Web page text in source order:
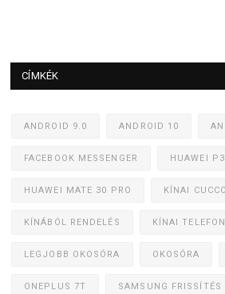
CÍMKÉK
ANDROID 9.0 ANDROID 10
FACEBOOK MESSENGER HUAWEI
HUAWEI MATE 30 PRO KÍNAI
KÍNÁBÓL RENDELÉS KÍNAI
LEGJOBB OKOSÓRA OKOSÓRA
ONEPLUS 7T SAMSUNG FRISSÍTÉS